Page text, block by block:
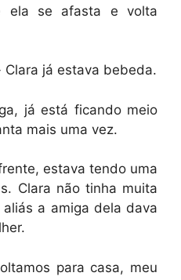
ela se afasta e volta
Clara já estava bebeda.
já está ficando meio
mais uma vez.
estava tendo uma
Clara não tinha muita
a amiga dela dava
para casa, meu